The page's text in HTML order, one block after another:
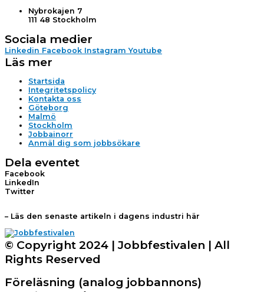
Nybrokajen 7
111 48 Stockholm
Sociala medier
Linkedin Facebook Instagram Youtube
Läs mer
Startsida
Integritetspolicy
Kontakta oss
Göteborg
Malmö
Stockholm
Jobbainorr
Anmäl dig som jobbsökare
Dela eventet
Facebook
LinkedIn
Twitter
– Läs den senaste artikeln i dagens industri här
© Copyright 2024 | Jobbfestivalen | All
Rights Reserved
Föreläsning (analog jobbannons)